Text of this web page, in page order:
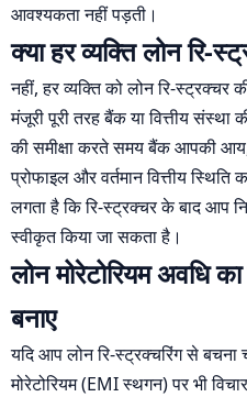
आवश्यकता नहीं पड़ती।
क्या हर व्यक्ति लोन रि-
नहीं, हर व्यक्ति को लोन रि-स्ट्रक्चर
मंजूरी पूरी तरह बैंक या वित्तीय संस्था
की समीक्षा करते समय बैंक आपकी
प्रोफाइल और वर्तमान वित्तीय
लगता है कि रि-स्ट्रक्चर के बाद आप
स्वीकृत किया जा सकता है।
लोन मोरेटोरियम अवधि
बनाए
यदि आप लोन रि-स्ट्रक्चरिंग से
मोरेटोरियम (EMI स्थगन) पर भी